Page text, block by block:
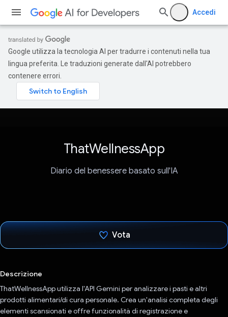
Accedi
Google utilizza la tecnologia AI per tradurre i contenuti nella tua
lingua preferita. Le traduzioni generate dall'AI potrebbero
contenere errori.
ThatWellnessApp
Diario del benessere basato sull'IA
Vota
Descrizione
ThatWellnessApp utilizza l'API Gemini per analizzare i pasti e altri
prodotti alimentari/di cura personale. Crea un'analisi completa degli
elementi scansionati e offre funzionalità di registrazione e